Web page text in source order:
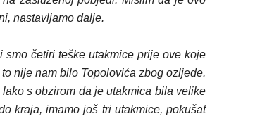
nastavljamo dalje.
smo četiri teške utakmice prije ove koje
nije nam bilo Topolovića zbog ozljede.
s obzirom da je utakmica bila velike
kraja, imamo još tri utakmice, pokušat